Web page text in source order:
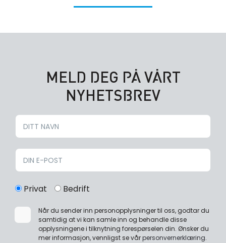
MELD DEG PÅ VÅRT
NYHETSBREV
Privat Bedrift
Når du sender inn personopplysninger til oss, godtar du
samtidig at vi kan samle inn og behandle disse
opplysningene i tilknytning forespørselen din. Ønsker du
mer informasjon, vennligst se vårpersonvernerklæring.